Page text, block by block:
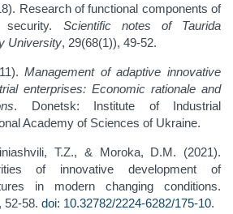
Research of functional components of
security. Scientific notes of Taurida
University, 29(68(1)), 49-52.
Management of adaptive innovative
enterprises: Economic rationale and
. Donetsk: Institute of Industrial
Academy of Sciences of Ukraine.
T.Z., & Moroka, D.M. (2021).
of innovative development of
in modern changing conditions.
52-58. doi: 10.32782/2224-6282/175-10.